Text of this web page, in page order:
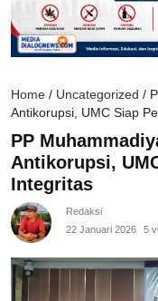
Home / Uncategorized /
Antikorupsi, UMC Siap
PP
Antikorupsi,
Integritas
Redaksi
22 Januari 2026
5